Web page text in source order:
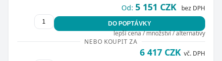
Od: 5 151 CZK bez DPH
DO POPTÁVKY
lepší cena / množství / alternativy
NEBO KOUPIT ZA
6 417 CZK vč. DPH